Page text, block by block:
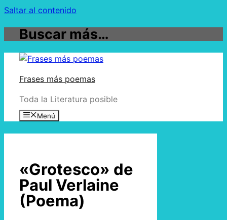
Saltar al contenido
Buscar más…
Frases más poemas
Toda la Literatura posible
Menú
«Grotesco» de
Paul Verlaine
(Poema)